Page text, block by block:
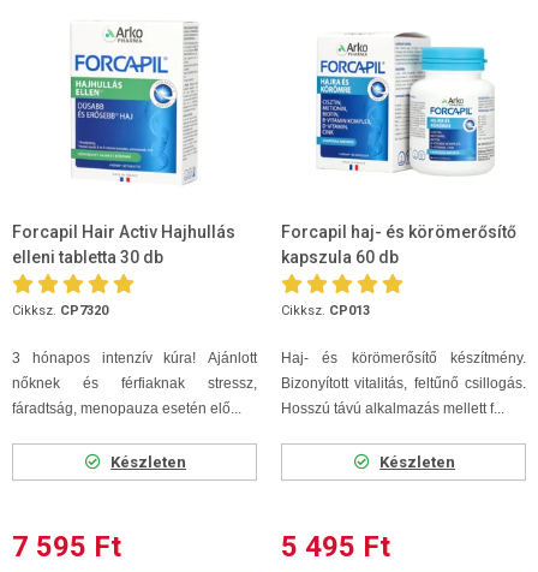
Forcapil Hair Activ Hajhullás
elleni tabletta 30 db
Cikksz. CP7320
3 hónapos intenzív kúra! Ajánlott
nőknek és férfiaknak stressz,
fáradtság, menopauza esetén elő...
Készleten
7 595 Ft
Forcapil haj- és körömerősítő
kapszula 60 db
Cikksz. CP013
Haj- és körömerősítő készítmény.
Bizonyított vitalitás, feltűnő csillogás.
Hosszú távú alkalmazás mellett f...
Készleten
5 495 Ft